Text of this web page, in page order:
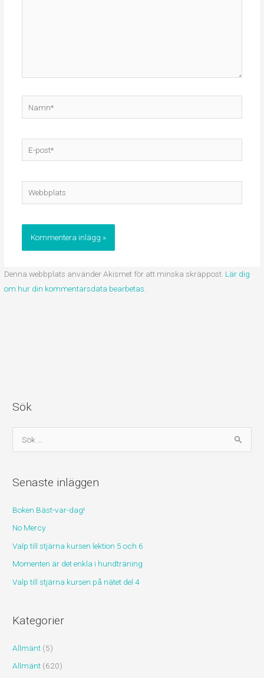
post*
Webbplats
Denna webbplats använder Akismet för att minska skräppost. Lär dig
om hur din kommentarsdata bearbetas
Sök
ö
e
t
e
r
:
Senaste inläggen
Boken Bäst-var-dag!
No Mercy
Valp till stjärna kursen lektion 5 och 6
Momenten är det enkla i hundträning
Valp till stjärna kursen på nätet del 4
Kategorier
Allmänt (5)
Allmänt (620)